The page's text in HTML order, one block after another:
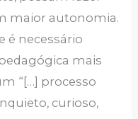
maior autonomia.
é necessário
mais
“[…] processo
curioso,